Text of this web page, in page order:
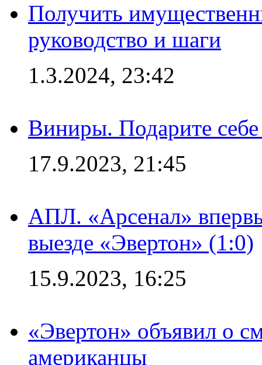
Получить
руководство и шаги
1.3.2024, 23:42
Виниры. Подарите
17.9.2023, 21:45
АПЛ. «Арсенал»
выезде «Эвертон» (1:0)
15.9.2023, 16:25
«Эвертон» объявил о
американцы